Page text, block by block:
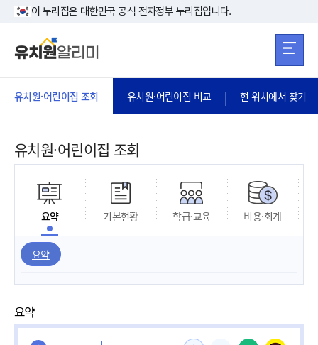
본문 바로가기
이 누리집은 대한민국 공식 전자정부 누리집입니다.
유치원·어린이집 조회 유치원·어린이집 비교 현 위치에서 찾기
유치원·어린이집 조회
요약 기본현황 학급·교육 비용·회계
요약
요약